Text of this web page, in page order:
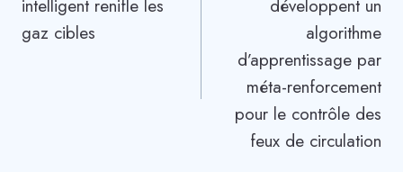
l’article
intelligent renifle les
gaz cibles
développent un
algorithme
d’apprentissage par
méta-renforcement
pour le contrôle des
feux de circulation